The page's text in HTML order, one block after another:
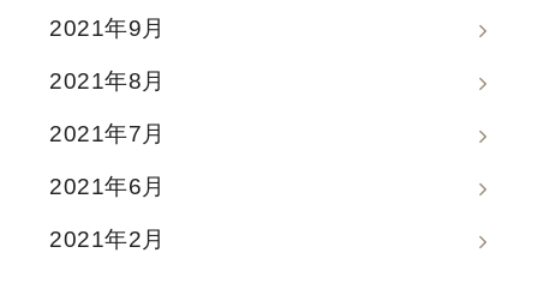
2021年9月
2021年8月
2021年7月
2021年6月
2021年2月